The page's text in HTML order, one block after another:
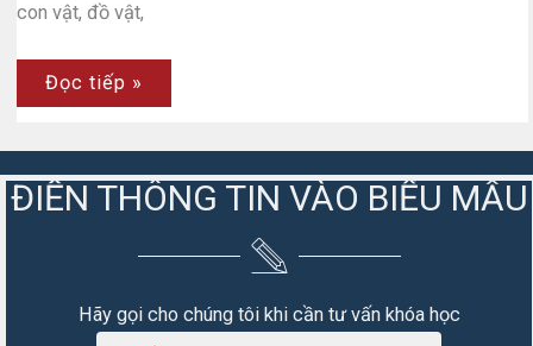
con vật, đồ vật,
Danh
và
cách
phân
loại
Đọc tiếp »
ĐIỀN THÔNG TIN VÀO BIỂU MẪU
Hãy gọi cho chúng tôi khi cần tư vấn khóa học